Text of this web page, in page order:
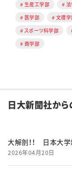
生産工学部
医学部
文理
スポーツ科学部
商学部
日大新聞社から
大解剖！！ 日本大
2026年04月20日